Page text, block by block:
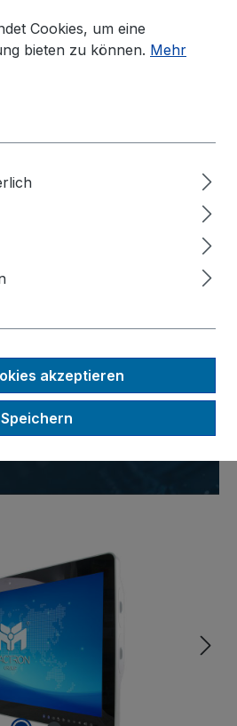
23,8"
Bedside
Cookies, um eine
bieten zu können. Mehr
akzeptieren
Speichern